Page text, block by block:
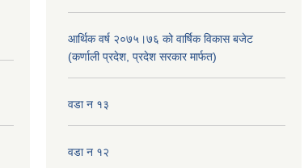
आर्थिक वर्ष २०७५।७६ को वार्षिक विकास बजेट
(कर्णाली प्रदेश, प्रदेश सरकार मार्फत)
वडा न १३
वडा न १२